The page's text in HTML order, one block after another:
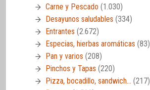
Carne y Pescado (1.030)
Desayunos saludables (334)
Entrantes (2.672)
Especias, hierbas aromáticas (83)
Pan y varios (208)
Pinchos y Tapas (220)
Pizza, bocadillo, sandwich… (217)